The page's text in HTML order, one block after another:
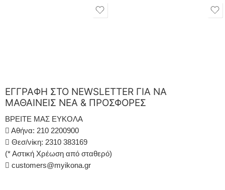
ΕΓΓΡΑΦΗ ΣΤΟ NEWSLETTER ΓΙΑ ΝΑ
ΜΑΘΑΙΝΕΙΣ ΝΕΑ & ΠΡΟΣΦΟΡΕΣ
ΒΡΕΙΤΕ ΜΑΣ ΕΥΚΟΛΑ
Αθήνα: 210 2200900
Θεσ/νίκη: 2310 383169
(* Αστική Χρέωση από σταθερό)
customers@myikona.gr